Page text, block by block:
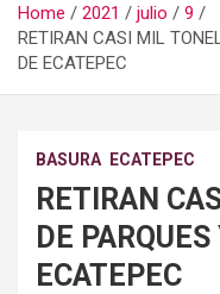
Home 2021 julio
9
RETIRAN CASI MIL
DE ECATEPEC
BASURA ECATEPEC
RETIRAN
DE
ECATEPEC